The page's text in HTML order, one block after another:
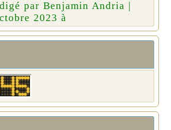
par Benjamin Andria |
2023 à